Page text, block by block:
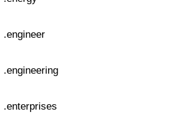
.engineer
.engineering
.enterprises